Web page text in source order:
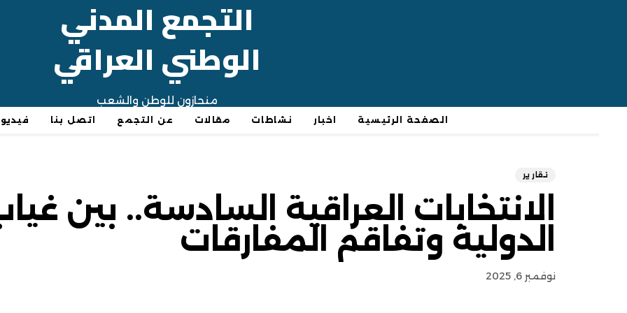
التجمع المدني
الوطني العراقي
منحازون للوطن والشعب
الصفحة الرئيسية اخبار نشاطات مقالات عن التجمع اتصل بنا
تقارير
الانتخابات العراقية السادسة.. بين
الدولية وتفاقم المفارقات
نوفمبر 6, 2025